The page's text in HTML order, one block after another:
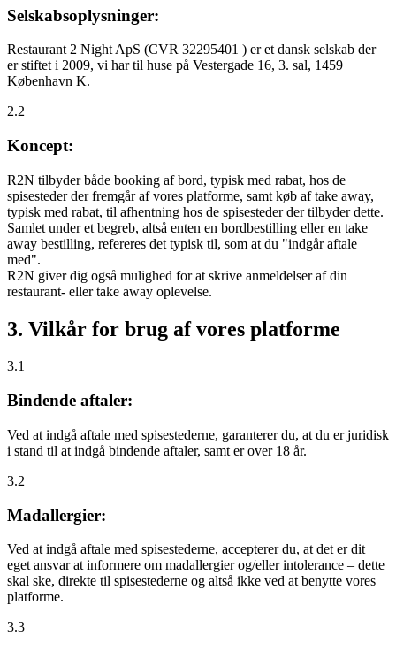
Selskabsoplysninger:
Restaurant 2 Night ApS (CVR 32295401 ) er et dansk selskab der
er stiftet i 2009, vi har til huse på Vestergade 16, 3. sal, 1459
København K.
2.2
Koncept:
R2N tilbyder både booking af bord, typisk med rabat, hos de
spisesteder der fremgår af vores platforme, samt køb af take away,
typisk med rabat, til afhentning hos de spisesteder der tilbyder dette.
Samlet under et begreb, altså enten en bordbestilling eller en take
away bestilling, refereres det typisk til, som at du "indgår aftale
med".
R2N giver dig også mulighed for at skrive anmeldelser af din
restaurant- eller take away oplevelse.
3. Vilkår for brug af vores platforme
3.1
Bindende aftaler:
Ved at indgå aftale med spisestederne, garanterer du, at du er juridisk
i stand til at indgå bindende aftaler, samt er over 18 år.
3.2
Madallergier:
Ved at indgå aftale med spisestederne, accepterer du, at det er dit
eget ansvar at informere om madallergier og/eller intolerance – dette
skal ske, direkte til spisestederne og altså ikke ved at benytte vores
platforme.
3.3